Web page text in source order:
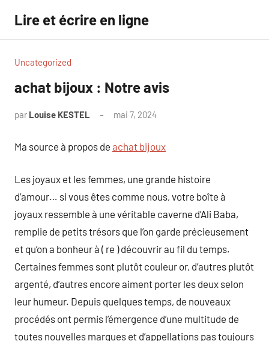
contenu
Lire et écrire en ligne
Uncategorized
achat bijoux : Notre avis
par Louise KESTEL mai 7, 2024
Ma source à propos de achat bijoux
Les joyaux et les femmes, une grande histoire
d’amour… si vous êtes comme nous, votre boîte à
joyaux ressemble à une véritable caverne d’Ali Baba,
remplie de petits trésors que l’on garde précieusement
et qu’on a bonheur à ( re ) découvrir au fil du temps.
Certaines femmes sont plutôt couleur or, d’autres plutôt
argenté, d’autres encore aiment porter les deux selon
leur humeur. Depuis quelques temps, de nouveaux
procédés ont permis l’émergence d’une multitude de
toutes nouvelles marques et d’appellations pas toujours